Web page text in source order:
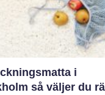
i
du rätt